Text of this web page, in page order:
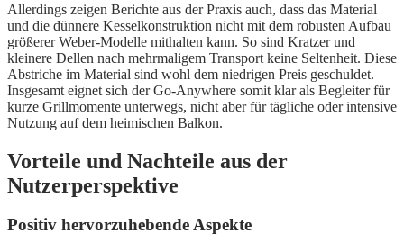
Allerdings zeigen Berichte aus der Praxis auch, dass das Material
und die dünnere Kesselkonstruktion nicht mit dem robusten Aufbau
größerer Weber-Modelle mithalten kann. So sind Kratzer und
kleinere Dellen nach mehrmaligem Transport keine Seltenheit. Diese
Abstriche im Material sind wohl dem niedrigen Preis geschuldet.
Insgesamt eignet sich der Go-Anywhere somit klar als Begleiter für
kurze Grillmomente unterwegs, nicht aber für tägliche oder intensive
Nutzung auf dem heimischen Balkon.
Vorteile und Nachteile aus der
Nutzerperspektive
Positiv hervorzuhebende Aspekte